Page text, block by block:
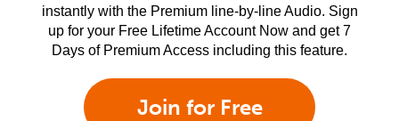
instantly with the Premium line-by-line Audio. Sign
up for your Free Lifetime Account Now and get 7
Days of Premium Access including this feature.
Join for Free